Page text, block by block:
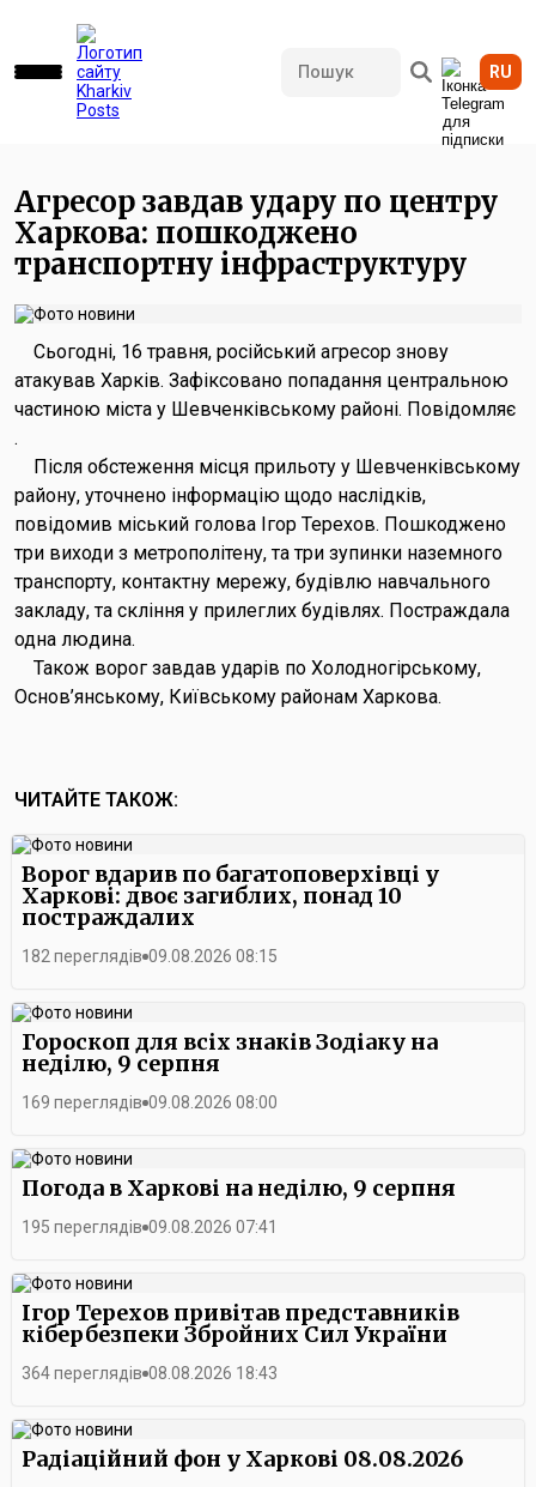
RU
624 переглядів • 16.05.2026 08:55
Агресор завдав удару по центру
Харкова: пошкоджено
транспортну інфраструктуру
Сьогодні, 16 травня, російський агресор знову
атакував Харків. Зафіксовано попадання центральною
частиною міста у Шевченківському районі. Повідомляє
.
Після обстеження місця прильоту у Шевченківському
району, уточнено інформацію щодо наслідків,
повідомив міський голова Ігор Терехов. Пошкоджено
три виходи з метрополітену, та три зупинки наземного
транспорту, контактну мережу, будівлю навчального
закладу, та скління у прилеглих будівлях. Постраждала
одна людина.
Також ворог завдав ударів по Холодногірському,
Основ’янському, Київському районам Харкова.
ЧИТАЙТЕ ТАКОЖ:
Ворог вдарив по багатоповерхівці у
Харкові: двоє загиблих, понад 10
постраждалих
182 переглядів 09.08.2026 08:15
Гороскоп для всіх знаків Зодіаку на
неділю, 9 серпня
169 переглядів 09.08.2026 08:00
Погода в Харкові на неділю, 9 серпня
195 переглядів 09.08.2026 07:41
Ігор Терехов привітав представників
кібербезпеки Збройних Сил України
364 переглядів 08.08.2026 18:43
Радіаційний фон у Харкові 08.08.2026